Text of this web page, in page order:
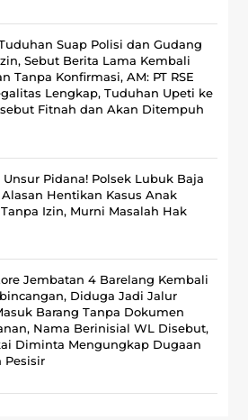
Suap Polisi dan Gudang
Sebut Berita Lama Kembali
Tanpa Konfirmasi, ‎AM: PT RSE
Lengkap, Tuduhan Upeti ke
Fitnah dan Akan Ditempuh
Unsur Pidana! Polsek Lubuk Baja
Hentikan Kasus Anak
Izin, Murni Masalah Hak
Jembatan 4 Barelang Kembali
Diduga Jadi Jalur
Barang Tanpa Dokumen
Nama Berinisial WL Disebut,
Diminta Mengungkap Dugaan
Pesisir